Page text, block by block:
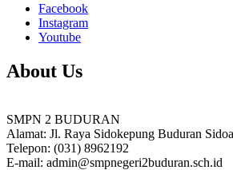
Facebook
Instagram
Youtube
About Us
SMPN 2 BUDURAN
Alamat: Jl. Raya Sidokepung Buduran
Telepon: (031) 8962192
E-mail: admin@smpnegeri2buduran.sch.id